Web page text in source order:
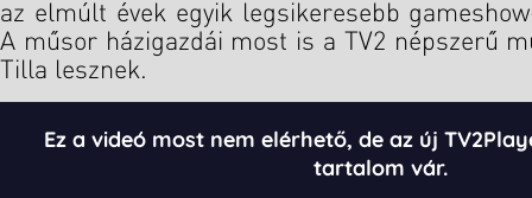
az elmúlt évek egyik legsikeresebb
A műsor házigazdái most is a TV2 népszerű
Tilla lesznek.